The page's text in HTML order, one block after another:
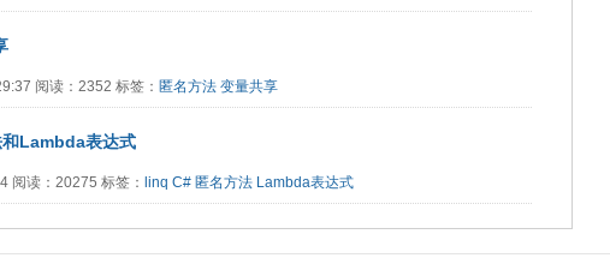
阅读：2352 标签： 匿名方法 变量共享
Lambda表达式
阅读：20275 标签： linq C# 匿名方法 Lambda表达式